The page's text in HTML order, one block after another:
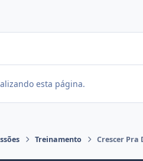
esta página.
Treinamento Crescer Pra